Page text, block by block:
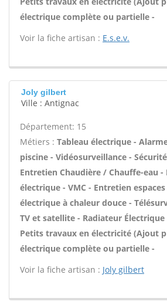
électrique complète ou partielle -
Voir la fiche artisan : E.s.e.v.
Joly gilbert
Ville : Antignac
Département: 15
Métiers : Tableau électrique -
piscine - Vidéosurveillance -
Entretien Chaudière / Chauffe-eau
électrique - VMC - Entretien
électrique à chaleur douce -
TV et satellite - Radiateur
Petits travaux en électricité (Ajout
électrique complète ou partielle -
Voir la fiche artisan : Joly gilbert